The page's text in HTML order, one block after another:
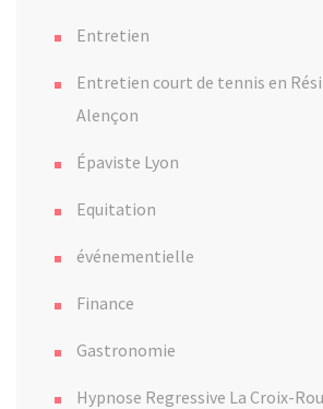
Entretien
Entretien court de tennis en
Alençon
Épaviste Lyon
Equitation
événementielle
Finance
Gastronomie
Hypnose Regressive La Croix-